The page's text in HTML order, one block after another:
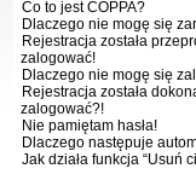
Co to jest COPPA?
Dlaczego nie mogę się
Rejestracja została
zalogować!
Dlaczego nie mogę się
Rejestracja została
zalogować?!
Nie pamiętam hasła!
Dlaczego następuje
Jak działa funkcja “Usuń